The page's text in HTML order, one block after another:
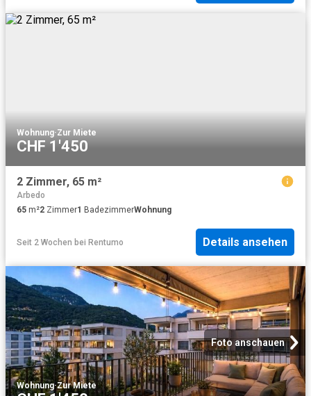
Wohnung·Zur Miete
CHF 1'450
2 Zimmer, 65 m²
Arbedo
65 m²2 Zimmer1 BadezimmerWohnung
Seit 2 Wochen bei Rentumo Details ansehen
Foto anschauen
Wohnung·Zur Miete